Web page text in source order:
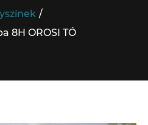
8H OROSI TÓ